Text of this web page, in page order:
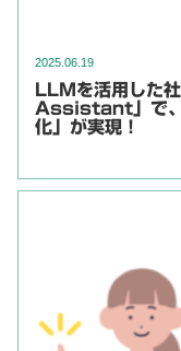
2025.06.19
LLMを活用した
Assistant」で、
化」が実現！